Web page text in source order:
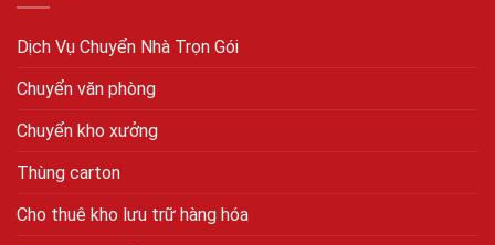
Dịch Vụ Chuyển Nhà Trọn Gói
Chuyển văn phòng
Chuyển kho xưởng
Thùng carton
Cho thuê kho lưu trữ hàng hóa